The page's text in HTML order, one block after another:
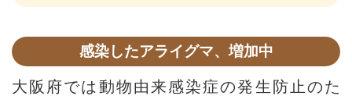
感染したアライグマ、増加中
大阪府では動物由来感染症の発生防止のた